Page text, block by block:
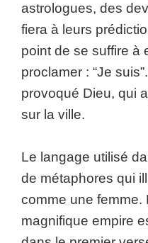
astrologues, des
fiera à leurs
point de se suffire à
proclamer : “Je
provoqué Dieu, qui
sur la ville.
Le langage utilisé
de métaphores qui
comme une femme.
magnifique empire